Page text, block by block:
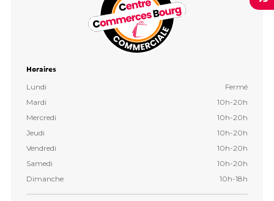
Horaires
Lundi
Fermé
Mardi
10h-20h
Mercredi
10h-20h
Jeudi
10h-20h
Vendredi
10h-20h
Samedi
10h-20h
Dimanche
10h-18h